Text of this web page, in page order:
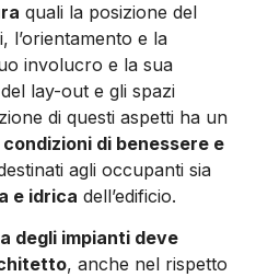
quali la posizione del
l’orientamento e la
involucro e la sua
lay-out e gli spazi
di questi aspetti ha un
condizioni di benessere e
agli occupanti sia
e idri­ca dell’edificio.
degli impianti deve
, anche nel rispetto